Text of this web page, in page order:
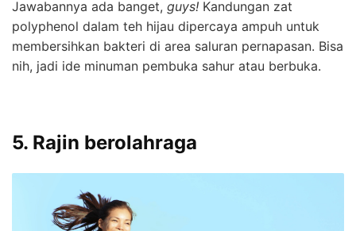
Jawabannya ada banget, guys! Kandungan zat
polyphenol dalam teh hijau dipercaya ampuh untuk
membersihkan bakteri di area saluran pernapasan. Bisa
nih, jadi ide minuman pembuka sahur atau berbuka.
5. Rajin berolahraga